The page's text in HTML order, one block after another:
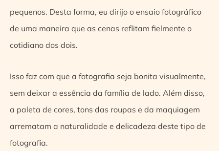
pequenos. Desta forma, eu dirijo o ensaio fotográfico
de uma maneira que as cenas reflitam fielmente o
cotidiano dos dois.
Isso faz com que a fotografia seja bonita visualmente,
sem deixar a essência da família de lado. Além disso,
a paleta de cores, tons das roupas e da maquiagem
arrematam a naturalidade e delicadeza deste tipo de
fotografia.